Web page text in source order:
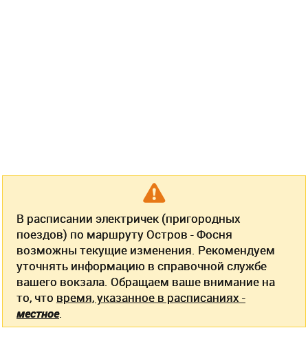
В расписании электричек (пригородных
поездов) по маршруту Остров - Фосня
возможны текущие изменения. Рекомендуем
уточнять информацию в справочной службе
вашего вокзала. Обращаем ваше внимание на
то, что время, указанное в расписаниях -
местное.